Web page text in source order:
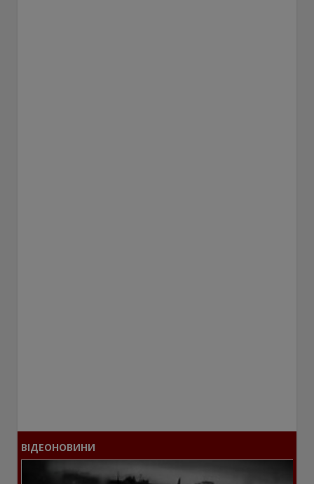
ВІДЕОНОВИНИ